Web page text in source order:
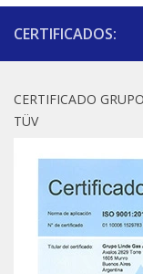
CERTIFICADOS:
CERTIFICADO
TÜV